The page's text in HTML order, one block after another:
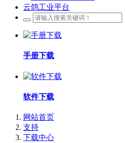
云鸽工业平台
手册下载
软件下载
网站首页
支持
下载中心